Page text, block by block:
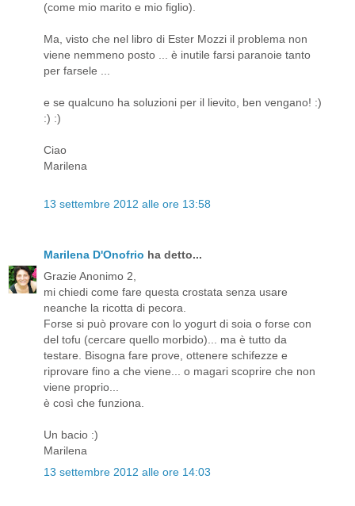
(come mio marito e mio figlio).
Ma, visto che nel libro di Ester Mozzi il problema non
viene nemmeno posto ... è inutile farsi paranoie tanto
per farsele ...
e se qualcuno ha soluzioni per il lievito, ben vengano! :)
:) :)
Ciao
Marilena
13 settembre 2012 alle ore 13:58
Marilena D'Onofrio ha detto...
Grazie Anonimo 2,
mi chiedi come fare questa crostata senza usare
neanche la ricotta di pecora.
Forse si può provare con lo yogurt di soia o forse con
del tofu (cercare quello morbido)... ma è tutto da
testare. Bisogna fare prove, ottenere schifezze e
riprovare fino a che viene... o magari scoprire che non
viene proprio...
è così che funziona.
Un bacio :)
Marilena
13 settembre 2012 alle ore 14:03